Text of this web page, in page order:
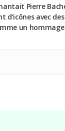
Pierre
d’icônes avec
un